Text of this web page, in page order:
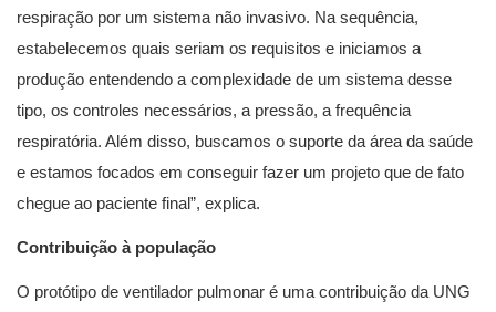
respiração por um sistema não invasivo. Na sequência,
estabelecemos quais seriam os requisitos e iniciamos a
produção entendendo a complexidade de um sistema desse
tipo, os controles necessários, a pressão, a frequência
respiratória. Além disso, buscamos o suporte da área da saúde
e estamos focados em conseguir fazer um projeto que de fato
chegue ao paciente final”, explica.
Contribuição à população
O protótipo de ventilador pulmonar é uma contribuição da UNG